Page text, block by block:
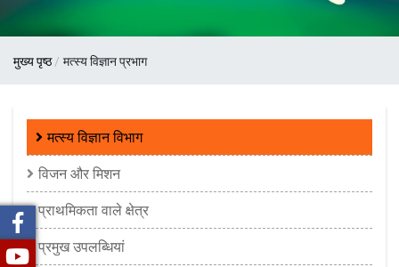
पग
मुख्य पृष्ठ मत्स्य विज्ञान प्रभाग
Fisheries
Science
Division
मत्स्य विज्ञान विभाग
विजन और मिशन
प्राथमिकता वाले क्षेत्र
प्रमुख उपलब्धियां